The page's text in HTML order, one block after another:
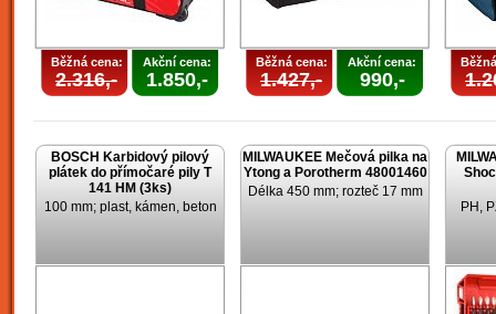
Běžná cena:
2.316,-
Akční cena:
1.850,-
Běžná cena:
1.427,-
Akční cena:
990,-
BOSCH Karbidový pilový
plátek do přímočaré pily T
141 HM (3ks)
100 mm; plast, kámen, beton
MILWAUKEE Mečová pilka na
Ytong a Porotherm 48001460
Délka 450 mm; rozteč 17 mm
PH,